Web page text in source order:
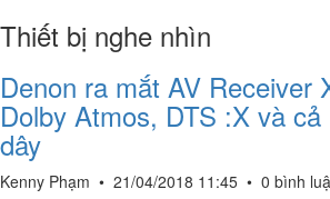
Thiết bị nghe nhìn
Denon ra mắt AV Receiver
Dolby Atmos, DTS :X và
dây
Kenny Phạm • 21/04/2018 11:45 • 0 bình